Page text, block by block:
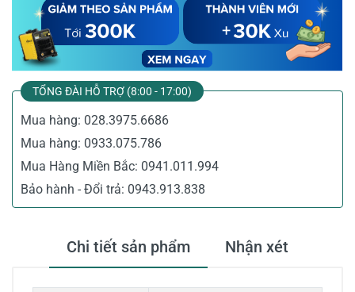
TỔNG ĐÀI HỖ TRỢ (8:00 - 17:00)
Mua hàng: 028.3975.6686
Mua hàng: 0933.075.786
Mua Hàng Miền Bắc: 0941.011.994
Bảo hành - Đổi trả: 0943.913.838
Chi tiết sản phẩm Nhận xét